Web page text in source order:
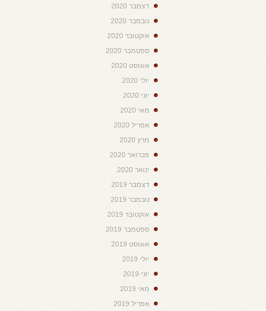
דצמבר 2020
נובמבר 2020
אוקטובר 2020
ספטמבר 2020
אוגוסט 2020
יולי 2020
יוני 2020
מאי 2020
אפריל 2020
מרץ 2020
פברואר 2020
ינואר 2020
דצמבר 2019
נובמבר 2019
אוקטובר 2019
ספטמבר 2019
אוגוסט 2019
יולי 2019
יוני 2019
מאי 2019
אפריל 2019